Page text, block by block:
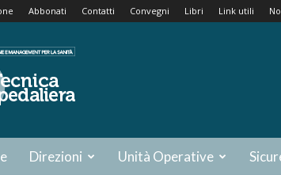
Abbonati Contatti Convegni Libri Link utili
Direzioni Unità Operative